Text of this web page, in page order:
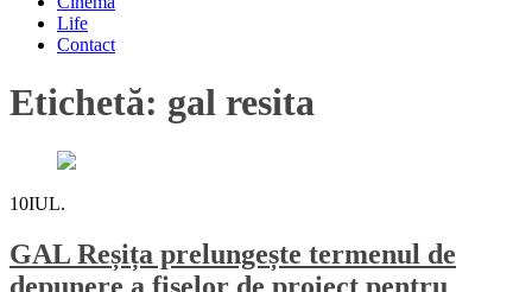
Life
Contact
Etichetă: gal resita
10IUL.
GAL Reșița prelungește termenul de
depunere a fișelor de proiect pentru